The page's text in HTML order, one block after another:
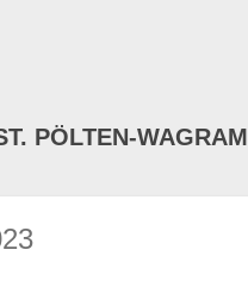
PÖLTEN-WAGRAM